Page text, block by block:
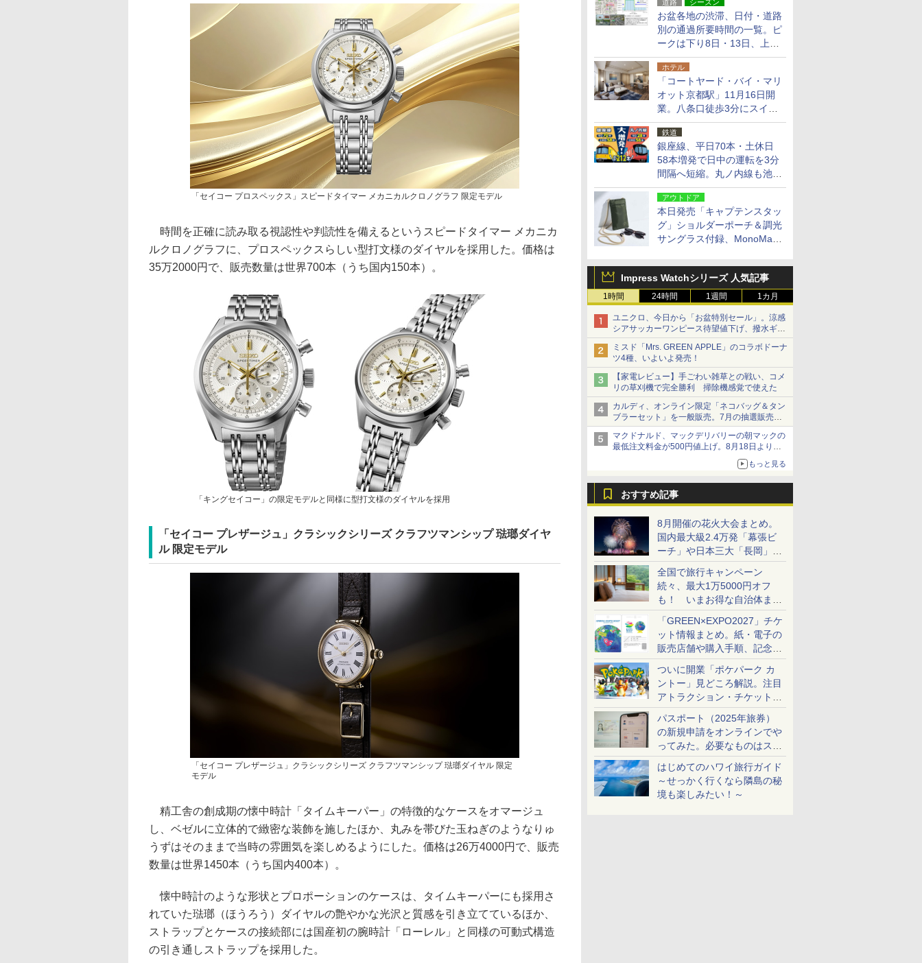
道路 シーズン
お盆各地の渋滞、日付・道路
別の通過所要時間の一覧。ピ
ークは下り8日・13日、上り
14日・15日
ホテル
「コートヤード・バイ・マリ
オット京都駅」11月16日開
業。八条口徒歩3分にスイー
ト含む全270室、ダイニング
も併設
鉄道
銀座線、平日70本・土休日
58本増発で日中の運転を3分
間隔へ短縮。丸ノ内線も池袋
～中野坂上を4分間隔に
アウトドア
本日発売「キャプテンスタッ
グ」ショルダーポーチ＆調光
サングラス付録、MonoMax
Impress Watchシリーズ 人気記事
1時間 24時間 1週間 1カ月
ユニクロ、今日から「お盆特別セール」。涼感
シアサッカーワンピース待望値下げ、撥水ギア
ショーツは1990円に
ミスド「Mrs. GREEN APPLE」のコラボドーナ
ツ4種、いよいよ発売！
【家電レビュー】手ごわい雑草との戦い、コメ
リの草刈機で完全勝利 掃除機感覚で使えた
カルディ、オンライン限定「ネコバッグ＆タン
ブラーセット」を一般販売。7月の抽選販売の
当選無効分
マクドナルド、マックデリバリーの朝マックの
最低注文料金が500円値上げ。8月18日より
もっと見る
おすすめ記事
8月開催の花火大会まとめ。
国内最大級2.4万発「幕張ビ
ーチ」や日本三大「長岡」な
ど大型イベント目白押し！
全国で旅行キャンペーン
続々、最大1万5000円オフ
も！ いまお得な自治体まと
め
「GREEN×EXPO2027」チケ
ット情報まとめ。紙・電子の
販売店舗や購入手順、記念チ
ケットも解説
ついに開業「ポケパーク カ
ントー」見どころ解説。注目
アトラクション・チケット手
配・来場前に必要な準備は？
パスポート（2025年旅券）
の新規申請をオンラインでや
ってみた。必要なものはスマ
ホとマイナカードのみ
はじめてのハワイ旅行ガイド
～せっかく行くなら隣島の秘
境も楽しみたい！～
「セイコー プロスペックス」スピードタイマー メカニカルクロノグラフ 限定モデル
時間を正確に読み取る視認性や判読性を備えるというスピードタイマー メカニカ
ルクロノグラフに、プロスペックスらしい型打文様のダイヤルを採用した。価格は
35万2000円で、販売数量は世界700本（うち国内150本）。
「キングセイコー」の限定モデルと同様に型打文様のダイヤルを採用
「セイコー プレザージュ」クラシックシリーズ クラフツマンシップ 琺瑯ダイヤ
ル 限定モデル
「セイコー プレザージュ」クラシックシリーズ クラフツマンシップ 琺瑯ダイヤル 限定
モデル
精工舎の創成期の懐中時計「タイムキーパー」の特徴的なケースをオマージュ
し、ベゼルに立体的で緻密な装飾を施したほか、丸みを帯びた玉ねぎのようなりゅ
うずはそのままで当時の雰囲気を楽しめるようにした。価格は26万4000円で、販売
数量は世界1450本（うち国内400本）。
懐中時計のような形状とプロポーションのケースは、タイムキーパーにも採用さ
れていた琺瑯（ほうろう）ダイヤルの艶やかな光沢と質感を引き立てているほか、
ストラップとケースの接続部には国産初の腕時計「ローレル」と同様の可動式構造
の引き通しストラップを採用した。